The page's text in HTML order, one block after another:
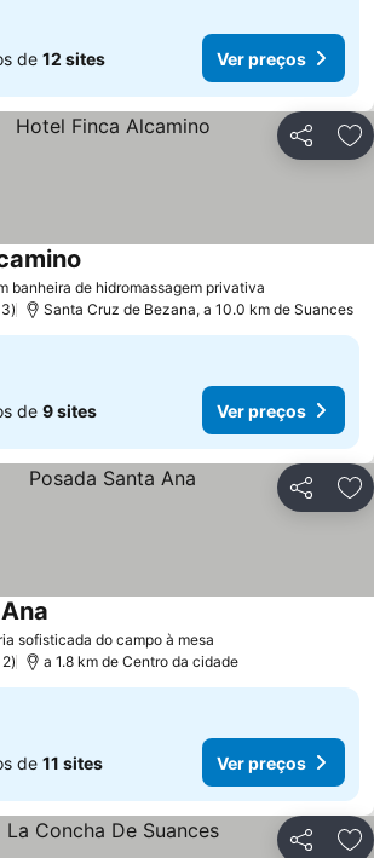
de 12 sites Ver preços
Partilhar
banheira de hidromassagem privativa
Santa Cruz de Bezana, a 10.0 km de Suances
de 9 sites Ver preços
Partilhar
sofisticada do campo à mesa
a 1.8 km de Centro da cidade
de 11 sites Ver preços
Partilhar